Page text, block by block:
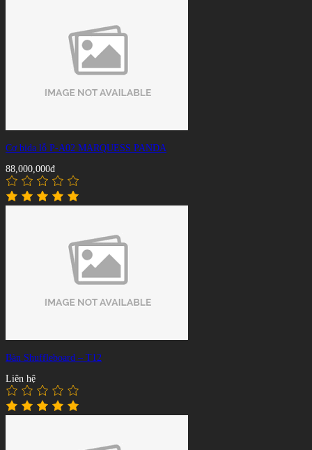
Cơ bida lỗ P-A02 MARQUESS PANDA
88,000,000đ
Bàn Shuffleboard – T12
Liên hệ